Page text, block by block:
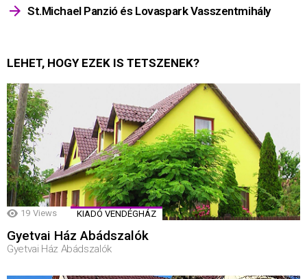
St.Michael Panzió és Lovaspark Vasszentmihály
LEHET, HOGY EZEK IS TETSZENEK?
19 Views KIADÓ VENDÉGHÁZ
Gyetvai Ház Abádszalók
Gyetvai Ház Abádszalók